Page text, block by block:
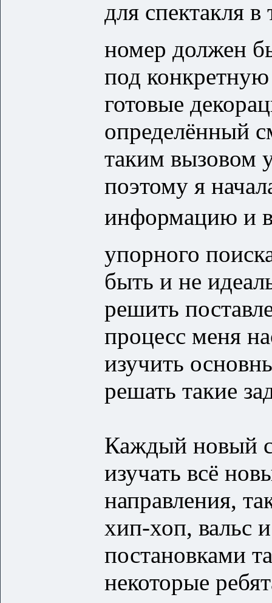
для спектакля
номер должен
под
готовые
определённый
таким вызовом
поэтому я
информацию и
упорного
быть и не
решить
процесс меня
изучить
решать такие
Каждый новый
изучать всё
направления,
хип-хоп, вальс
постановками
некоторые